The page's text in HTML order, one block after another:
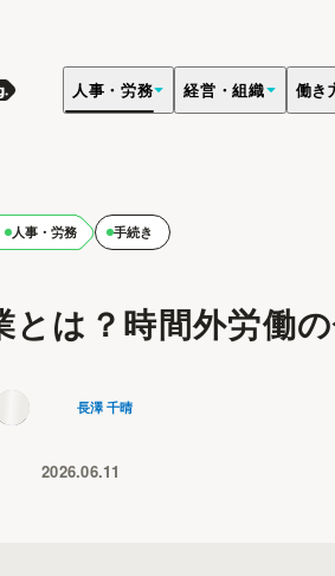
人事・労務 経営・組織 働き
人事・労務 手続き
とは？時間外労働
長澤 千晴
2026.06.11